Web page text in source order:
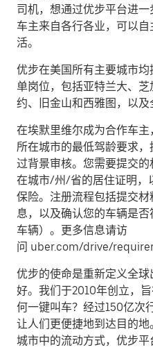
司机，想通过优步平台进
车主来自各行各业，可以
活。
优步在美国所有主要城市
单岗位，包括亚特兰大、
约、旧金山和西雅图，以及
在埃默里维尔成为合作车
所在城市的最低驾龄要求
过背景审核。您需要提交
在城市/州/省的居住证明，
保险。注册流程包括提交
息，以及确认您的车辆是
车辆）。更多信息请访
问 uber.com/drive/
优步的使命是重新定义全
好。我们于2010年创立，
何一键叫车？经过150亿次
让人们更便捷地到达目的
城市中的流动方式，优步平